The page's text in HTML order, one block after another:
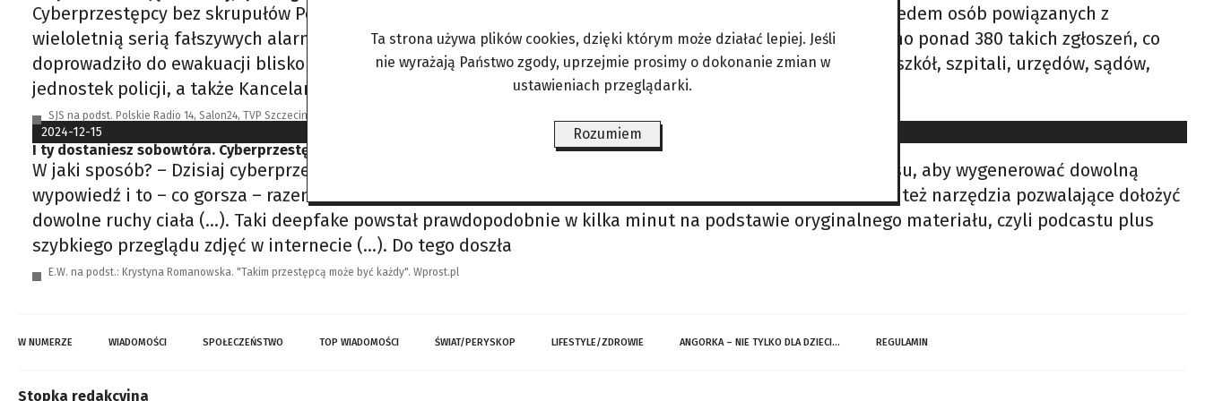
Cyberprzestępcy bez skrupułów Policjanci Centralnego Biura Zwalczania Cyberprzestępczości zatrzymali siedem osób powiązanych z
wieloletnią serią fałszywych alarmów bombowych wysyłanych do instytucji w całej Polsce. Łącznie rozesłano ponad 380 takich zgłoszeń, co
doprowadziło do ewakuacji blisko 12 tysięcy osób i sparaliżowało działanie ponad 1500 podmiotów, w tym szkół, szpitali, urzędów, sądów,
jednostek policji, a także Kancelarii
SJS na podst. Polskie Radio 14, Salon24, TVP Szczecin
2024-12-15
I ty dostaniesz sobowtóra. Cyberprzestępstwo jest jeszcze prostsze
W jaki sposób? – Dzisiaj cyberprzestępcom wystarczy od kilku do kilkunastu sekund nagrania czyjegoś głosu, aby wygenerować dowolną
wypowiedź i to – co gorsza – razem ze zsynchronizowaną twarzą, ruchem ust i dopasowaną mimiką (…). Są też narzędzia pozwalające dołożyć
dowolne ruchy ciała (…). Taki deepfake powstał prawdopodobnie w kilka minut na podstawie oryginalnego materiału, czyli podcastu plus
szybkiego przeglądu zdjęć w internecie (…). Do tego doszła
E.W. na podst.: Krystyna Romanowska. "Takim przestępcą może być każdy". Wprost.pl
W NUMERZE WIADOMOŚCI SPOŁECZEŃSTWO TOP WIADOMOŚCI ŚWIAT/PERYSKOP LIFESTYLE/ZDROWIE ANGORKA – NIE TYLKO DLA DZIECI… REGULAMIN
Stopka redakcyjna
Ta strona używa plików cookies, dzięki którym może działać lepiej. Jeśli
nie wyrażają Państwo zgody, uprzejmie prosimy o dokonanie zmian w
ustawieniach przeglądarki.
Rozumiem